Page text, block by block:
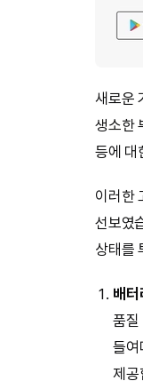
새로운
생소한
등에 대
이러한
선보였
상태를
배터
품질
들여
제공